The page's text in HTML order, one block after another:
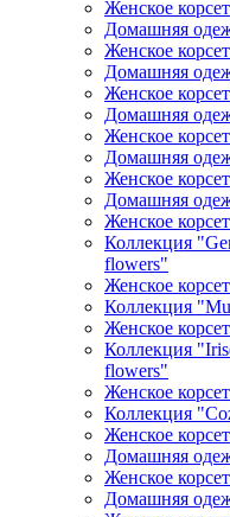
Женское
Домашняя
Женское
Домашняя
Женское
Домашняя
Женское
Домашняя
Женское
Домашняя
Женское
Коллекция
flowers"
Женское
Коллекция
Женское
Коллекция
flowers"
Женское
Коллекция
Женское
Домашняя
Женское
Домашняя